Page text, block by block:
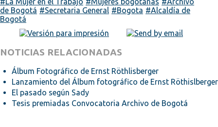
de Bogotá
Secretaria General Bogota
Alcaldía de
Bogotá
NOTICIAS RELACIONADAS
Álbum Fotográfico de Ernst Röthlisberger
Lanzamiento del Álbum fotográfico de Ernst Röthislberger
El pasado según Sady
Tesis premiadas Convocatoria Archivo de Bogotá